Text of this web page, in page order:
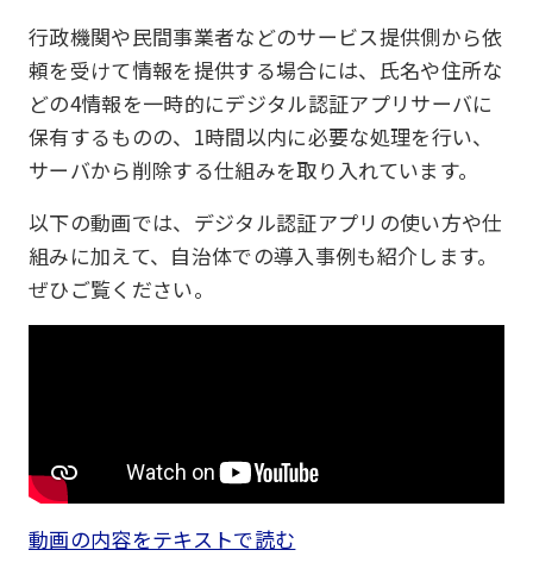
行政機関や民間事業者などのサービス提供側から依
頼を受けて情報を提供する場合には、氏名や住所な
どの4情報を一時的にデジタル認証アプリサーバに
保有するものの、1時間以内に必要な処理を行い、
サーバから削除する仕組みを取り入れています。
以下の動画では、デジタル認証アプリの使い方や仕
組みに加えて、自治体での導入事例も紹介します。
ぜひご覧ください。
動画の内容をテキストで読む